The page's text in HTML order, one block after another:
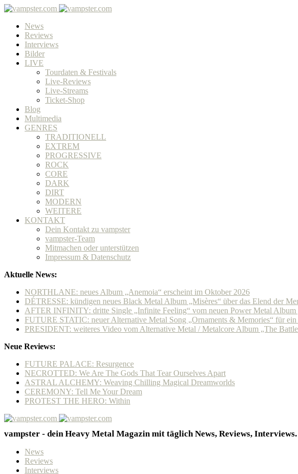
News
Reviews
Interviews
Bilder
LIVE
Tourdaten & Festivals
Live-Reviews
Live-Streams
Ticket-Shop
Blog
Multimedia
GENRES
TRADITIONELL
EXTREM
PROGRESSIVE
ROCK
CORE
DARK
DIRT
MODERN
WEITERE
KONTAKT
Dein Kontakt zu vampster
vampster-Team
Mitmachen oder unterstützen
Impressum & Datenschutz
Aktuelle News:
NORTHLANE: neues Album „Anemoia“ erscheint im Oktober 2026
DÉTRESSE: kündigen neues Black Metal Album „Misères“ über das Elend der
AFTER INFINITY: dritte Single „Infinite Feeling“ vom neuen Power Metal Album
FUTURE STATIC: neuer Alternative Metal Song „Ornaments & Memories“ für
PRESIDENT: weiteres Video vom Alternative Metal / Metalcore Album „The
Neue Reviews:
FUTURE PALACE: Resurgence
NECROTTED: We Are The Gods That Tear Ourselves Apart
ASTRAL ALCHEMY: Weaving Chilling Magical Dreamworlds
CEREMONY: Tell Me Your Dream
PROTEST THE HERO: Within
vampster - dein Heavy Metal Magazin mit täglich News, Reviews, Interviews.
News
Reviews
Interviews